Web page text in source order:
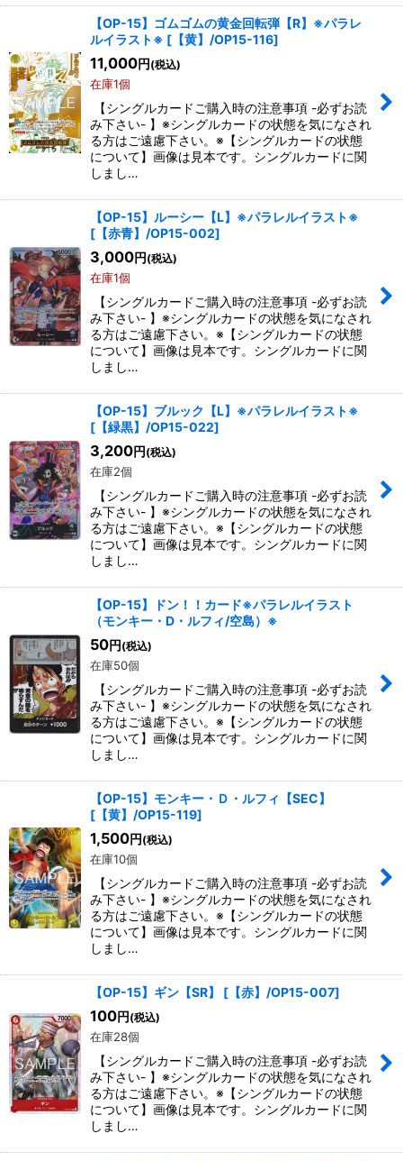
【OP-15】ゴムゴムの黄金回転弾【R】※パラレ
ルイラスト※ [ 【黄】/OP15-116]
11,000円 (税込)
在庫1個
【シングルカードご購入時の注意事項 -必ずお読
み下さい- 】※シングルカードの状態を気になされ
る方はご遠慮下さい。※【シングルカードの状態
について】画像は見本です。シングルカードに関
しまし…
【OP-15】ルーシー【L】※パラレルイラスト※
[ 【赤青】/OP15-002]
3,000円 (税込)
在庫1個
【シングルカードご購入時の注意事項 -必ずお読
み下さい- 】※シングルカードの状態を気になされ
る方はご遠慮下さい。※【シングルカードの状態
について】画像は見本です。シングルカードに関
しまし…
【OP-15】ブルック【L】※パラレルイラスト※
[ 【緑黒】/OP15-022]
3,200円 (税込)
在庫2個
【シングルカードご購入時の注意事項 -必ずお読
み下さい- 】※シングルカードの状態を気になされ
る方はご遠慮下さい。※【シングルカードの状態
について】画像は見本です。シングルカードに関
しまし…
【OP-15】ドン！！カード※パラレルイラスト
（モンキー・D・ルフィ/空島）※
50円 (税込)
在庫50個
【シングルカードご購入時の注意事項 -必ずお読
み下さい- 】※シングルカードの状態を気になされ
る方はご遠慮下さい。※【シングルカードの状態
について】画像は見本です。シングルカードに関
しまし…
【OP-15】モンキー・Ｄ・ルフィ【SEC】
[ 【黄】/OP15-119]
1,500円 (税込)
在庫10個
【シングルカードご購入時の注意事項 -必ずお読
み下さい- 】※シングルカードの状態を気になされ
る方はご遠慮下さい。※【シングルカードの状態
について】画像は見本です。シングルカードに関
しまし…
【OP-15】ギン【SR】 [ 【赤】/OP15-007]
100円 (税込)
在庫28個
【シングルカードご購入時の注意事項 -必ずお読
み下さい- 】※シングルカードの状態を気になされ
る方はご遠慮下さい。※【シングルカードの状態
について】画像は見本です。シングルカードに関
しまし…